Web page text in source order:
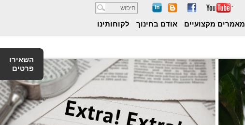
חיפוש
מאמרים מקצועיים אודם בחינוך
לקוחותינו
השאירו
פרטים